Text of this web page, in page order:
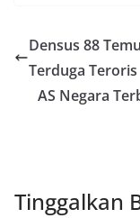
Densus 88
Terduga Teroris
AS Negara
Tinggalkan